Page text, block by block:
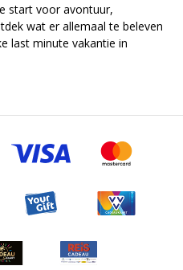
start voor avontuur,
wat er allemaal te beleven
last minute vakantie in